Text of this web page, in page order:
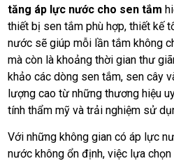
tăng áp lực nước cho sen tắm
thiết bị sen tắm phù hợp, thiết kế
nước sẽ giúp mỗi lần tắm không
mà còn là khoảng thời gian thư
khảo các dòng sen tắm, sen cây
lượng cao từ những thương hiệu
tính thẩm mỹ và trải nghiệm sử
Với những không gian có áp lực
nước không ổn định, việc lựa chọn